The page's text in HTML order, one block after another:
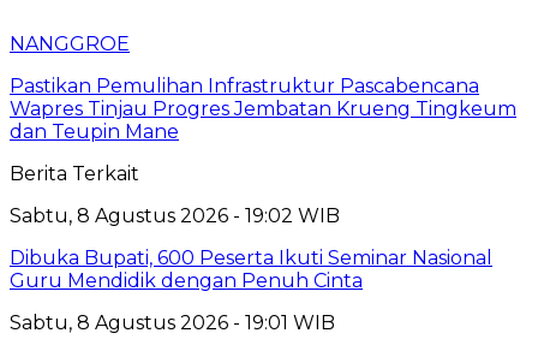
NANGGROE
Pastikan Pemulihan Infrastruktur Pascabencana
Wapres Tinjau Progres Jembatan Krueng Tingkeum
dan Teupin Mane
Berita Terkait
Sabtu, 8 Agustus 2026 - 19:02 WIB
Dibuka Bupati, 600 Peserta Ikuti Seminar Nasional
Guru Mendidik dengan Penuh Cinta
Sabtu, 8 Agustus 2026 - 19:01 WIB